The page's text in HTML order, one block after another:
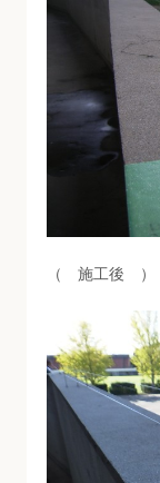
（ 施工後 ）